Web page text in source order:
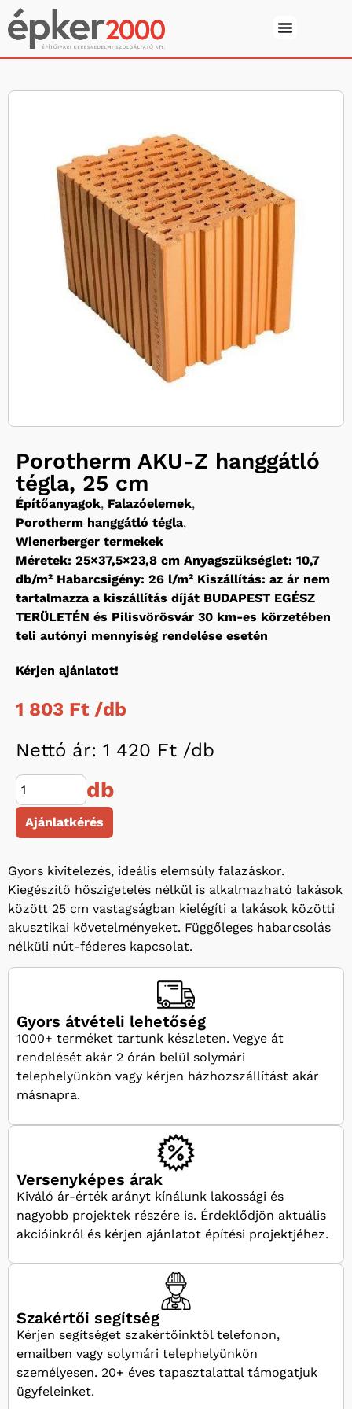
Porotherm AKU-Z hanggátló
tégla, 25 cm
Építőanyagok, Falazóelemek,
Porotherm hanggátló tégla,
Wienerberger termekek
Méretek: 25×37,5×23,8 cm Anyagszükséglet: 10,7
db/m² Habarcsigény: 26 l/m² Kiszállítás: az ár nem
tartalmazza a kiszállítás díját BUDAPEST EGÉSZ
TERÜLETÉN és Pilisvörösvár 30 km-es körzetében
teli autónyi mennyiség rendelése esetén
Kérjen ajánlatot!
1 803 Ft /db
Nettó ár: 1 420 Ft /db
db
Ajánlatkérés
Gyors kivitelezés, ideális elemsúly falazáskor.
Kiegészítő hőszigetelés nélkül is alkalmazható lakások
között 25 cm vastagságban kielégíti a lakások közötti
akusztikai követelményeket. Függőleges habarcsolás
nélküli nút-féderes kapcsolat.
Gyors átvételi lehetőség
1000+ terméket tartunk készleten. Vegye át
rendelését akár 2 órán belül solymári
telephelyünkön vagy kérjen házhozszállítást akár
másnapra.
Versenyképes árak
Kiváló ár-érték arányt kínálunk lakossági és
nagyobb projektek részére is. Érdeklődjön aktuális
akcióinkról és kérjen ajánlatot építési projektjéhez.
Szakértői segítség
Kérjen segítséget szakértőinktől telefonon,
emailben vagy solymári telephelyünkön
személyesen. 20+ éves tapasztalattal támogatjuk
ügyfeleinket.